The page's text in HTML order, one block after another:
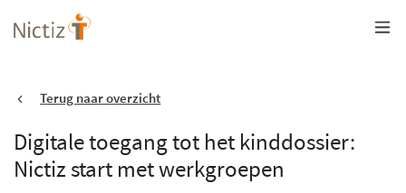
Overslaan
en
gaanTerug naar overzicht
Digitale toegang tot het kinddossier:
Nictiz start met werkgroepen